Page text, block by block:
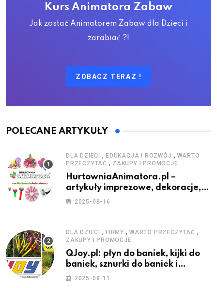
Kurs Animatora Zabaw
Jak zostać Animatorem Zabaw dla Dzieci i
zarabiać ?!
ZOBACZ TERAZ !
POLECANE ARTYKUŁY
DLA DZIECI , EDUKACJA I ROZWÓJ , WARTO
PRZECZYTAĆ , ZAKUPY I PROMOCJE
HurtowniaAnimatora.pl –
artykuły imprezowe, dekoracje,
stroje i akcesoria dla animatorów
2025-08-16
DLA DZIECI , FIRMY , WARTO PRZECZYTAĆ ,
ZAKUPY I PROMOCJE
QJoy.pl: płyn do baniek, kijki do
baniek, sznurki do baniek i
zestawy do baniek
2025-08-11